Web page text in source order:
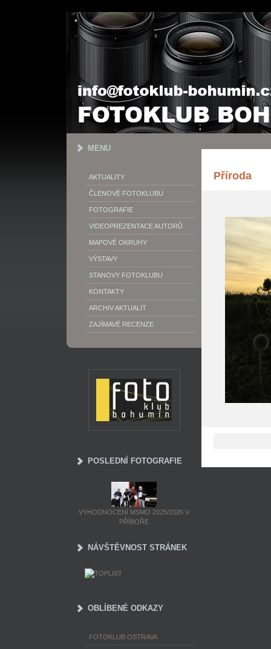
MENU
AKTUALITY
ČLENOVÉ FOTOKLUBU
FOTOGRAFIE
VIDEOPREZENTACE AUTORŮ
MAPOVÉ OKRUHY
VÝSTAVY
STANOVY FOTOKLUBU
KONTAKTY
ARCHIV AKTUALIT
ZAJÍMAVÉ RECENZE
POSLEDNÍ FOTOGRAFIE
VYHODNOCENÍ MSMO 2025/2026 V
PŘÍBOŘE
NÁVŠTĚVNOST STRÁNEK
OBLÍBENÉ ODKAZY
FOTOKLUB OSTRAVA
Příroda